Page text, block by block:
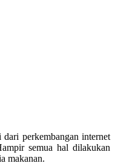
dari perkembangan internet
semua hal dilakukan
makanan.